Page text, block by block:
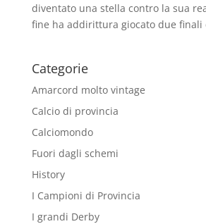
diventato una stella contro la sua
fine ha addirittura giocato due finali
Categorie
Amarcord molto vintage
Calcio di provincia
Calciomondo
Fuori dagli schemi
History
I Campioni di Provincia
I grandi Derby